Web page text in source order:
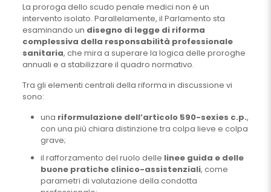
La proroga dello scudo penale medici non è un
intervento isolato. Parallelamente, il Parlamento sta
esaminando un disegno di legge di riforma
complessiva della responsabilità professionale
sanitaria, che mira a superare la logica delle proroghe
annuali e a stabilizzare il quadro normativo.
Tra gli elementi centrali della riforma in discussione vi
sono:
una riformulazione dell’articolo 590-sexies c.p.,
con una più chiara distinzione tra colpa lieve e colpa
grave;
il rafforzamento del ruolo delle linee guida e delle
buone pratiche clinico-assistenziali, come
parametri di valutazione della condotta